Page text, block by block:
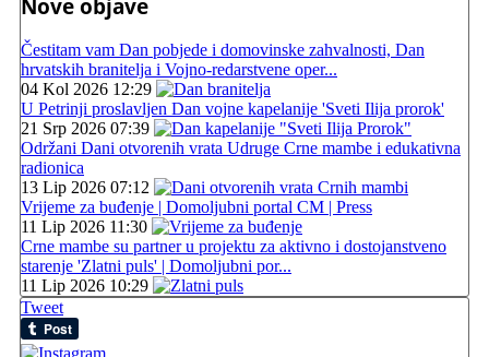
Nove objave
Čestitam vam Dan pobjede i domovinske zahvalnosti, Dan
hrvatskih branitelja i Vojno-redarstvene oper...
04 Kol 2026 12:29
U Petrinji proslavljen Dan vojne kapelanije 'Sveti Ilija prorok'
21 Srp 2026 07:39
Održani Dani otvorenih vrata Udruge Crne mambe i edukativna
radionica
13 Lip 2026 07:12
Vrijeme za buđenje | Domoljubni portal CM | Press
11 Lip 2026 11:30
Crne mambe su partner u projektu za aktivno i dostojanstveno
starenje 'Zlatni puls' | Domoljubni por...
11 Lip 2026 10:29
Tweet